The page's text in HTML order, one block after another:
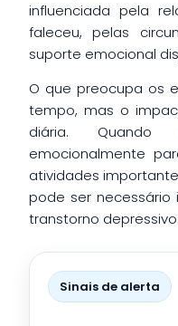
influenciada pela
faleceu, pelas
suporte emocional
O que preocupa os
tempo, mas o
diária. Quando
emocionalmente
atividades
pode ser
transtorno depressivo.
Sinais de alerta